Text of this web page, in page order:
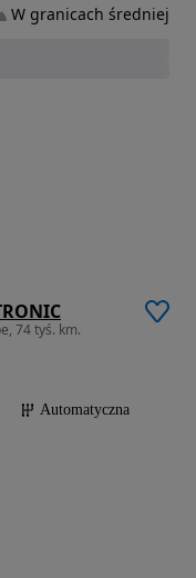
74 tyś. km.
Automatyczna
W granicach średniej